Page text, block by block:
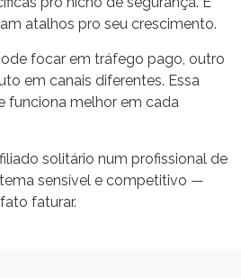
atalhos pro seu crescimento.
focar em tráfego pago, outro
em canais diferentes. Essa
funciona melhor em cada
solitário num profissional de
sensível e competitivo —
faturar.